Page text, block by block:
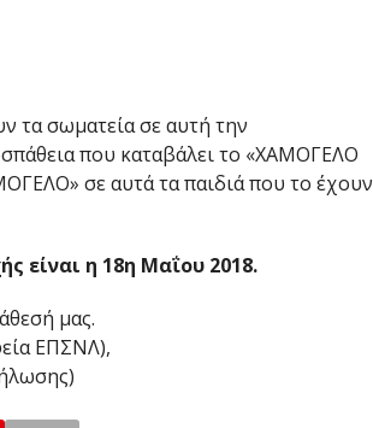
τα σωματεία σε αυτή την
που καταβάλει το «ΧΑΜΟΓΕΛΟ
σε αυτά τα παιδιά που το έχουν
είναι η 18η Μαΐου 2018.
μας.
ΕΠΣΝΛ),